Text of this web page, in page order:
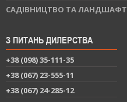
САДІВНИЦТВО ТА ЛАНДШАФТ
З ПИТАНЬ ДИЛЕРСТВА
+38 (098) 35-111-35
+38 (067) 23-555-11
+38 (067) 24-285-12